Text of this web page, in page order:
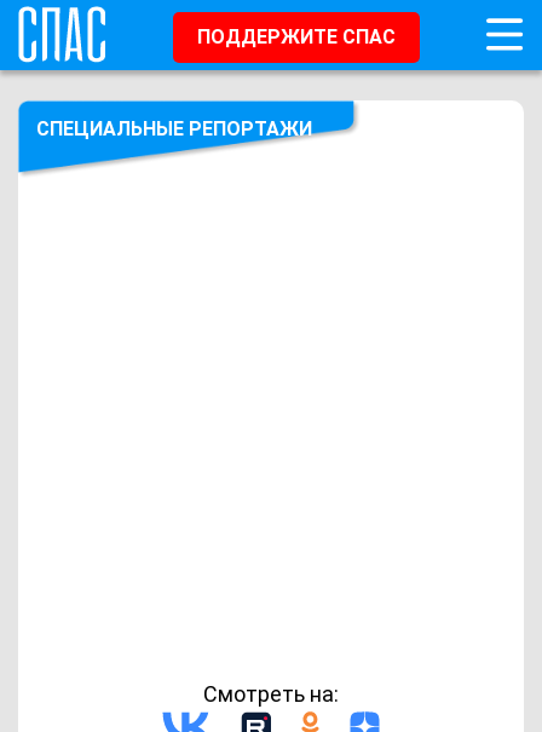
ПОДДЕРЖИТЕ СПАС
СПЕЦИАЛЬНЫЕ РЕПОРТАЖИ
Смотреть на: